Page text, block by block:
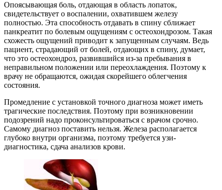
Опоясывающая боль, отдающая в область лопаток,
свидетельствует о воспалении, охватившем железу
полностью. Эта способность отдавать в спину сближает
панкреатит по болевым ощущениям с остеохондрозом. Такая
схожесть ощущений приводит к запущенным случаям. Ведь
пациент, страдающий от болей, отдающих в спину, думает,
что это остеохондроз, развившийся из-за пребывания в
неправильном положении или переохлаждения. Поэтому к
врачу не обращаются, ожидая скорейшего облегчения
состояния.
Промедление с установкой точного диагноза может иметь
трагические последствия. Поэтому при возникновении
подозрений надо проконсультироваться с врачом срочно.
Самому диагноз поставить нельзя. Железа располагается
глубоко внутри организма, поэтому требуется узи-
диагностика, сдача анализов крови.